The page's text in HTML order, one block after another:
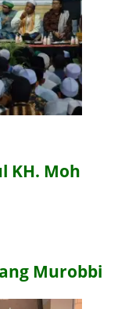
KH. Moh
Murobbi